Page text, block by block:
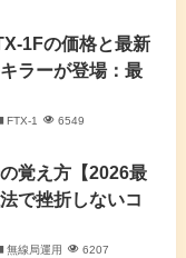
1Fの価格と最新
ラーが登場：最
FTX-1 6549
覚え方【2026最
で挫折しないコ
無線局運用 6207